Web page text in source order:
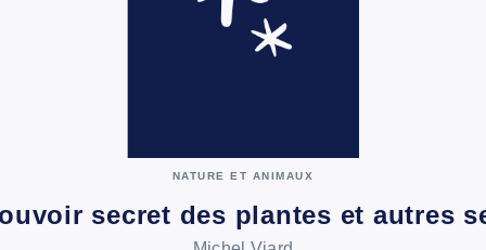
NATURE ET ANIMAUX
secret des plantes et autres